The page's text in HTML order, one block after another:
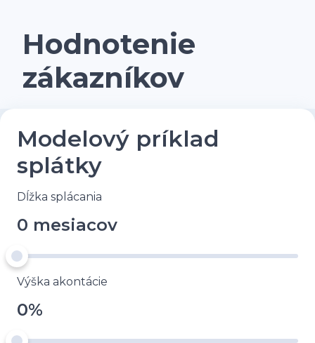
Hodnotenie
zákazníkov
Modelový príklad
splátky
Dĺžka splácania
0 mesiacov
Výška akontácie
0%